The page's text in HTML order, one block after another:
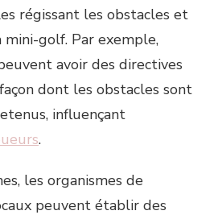
régissant les obstacles et
golf. Par exemple,
avoir des directives
dont les obstacles sont
influençant
.
les organismes de
peuvent établir des